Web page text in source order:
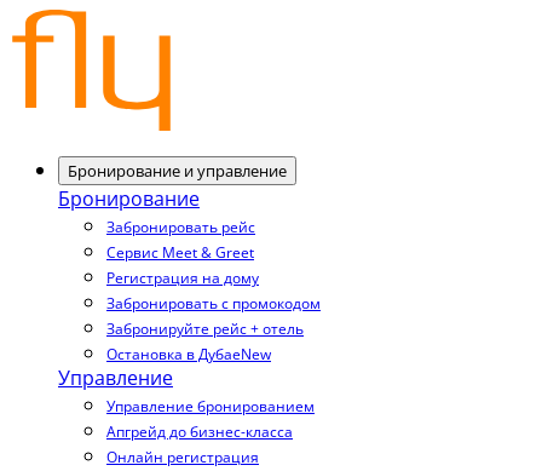
Бронирование и управление
Бронирование
Забронировать рейс
Сервис Meet & Greet
Регистрация на дому
Забронировать с промокодом
Забронируйте рейс + отель
Остановка в ДубаеNew
Управление
Управление бронированием
Апгрейд до бизнес-класса
Онлайн регистрация